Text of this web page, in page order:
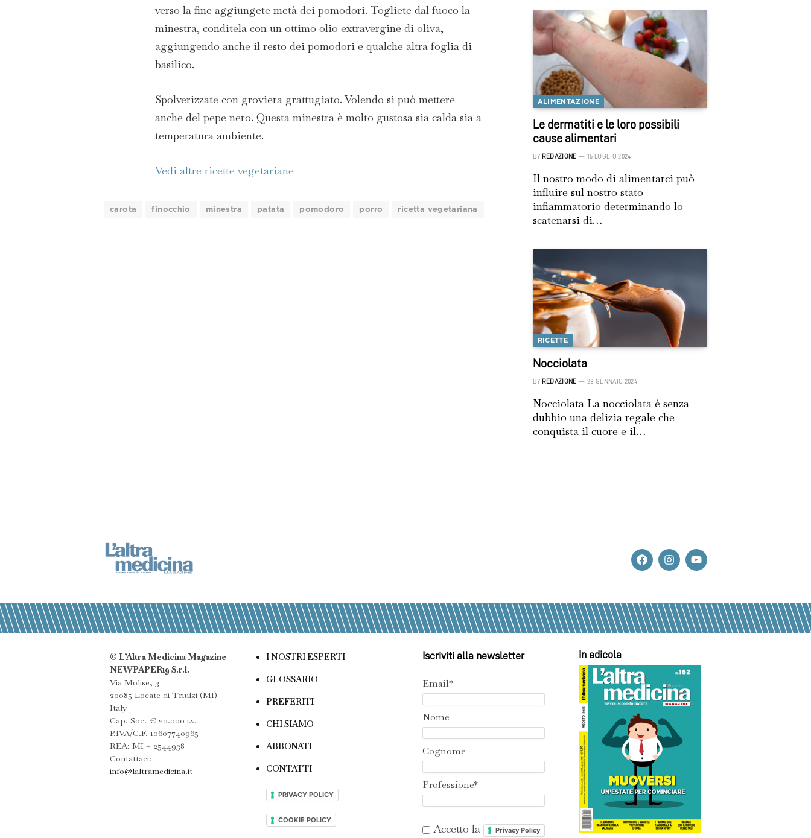
verso la fine aggiungete metà dei pomodori. Togliete dal fuoco la
minestra, conditela con un ottimo olio extravergine di oliva,
aggiungendo anche il resto dei pomodori e qualche altra foglia di
basilico.
Spolverizzate con groviera grattugiato. Volendo si può mettere
anche del pepe nero. Questa minestra è molto gustosa sia calda sia a
temperatura ambiente.
Vedi altre ricette vegetariane
carota finocchio minestra patata pomodoro porro ricetta vegetariana
ALIMENTAZIONE
Le dermatiti e le loro possibili
cause alimentari
BY REDAZIONE 15 LUGLIO 2024
Il nostro modo di alimentarci può
influire sul nostro stato
infiammatorio determinando lo
scatenarsi di…
RICETTE
Nocciolata
BY REDAZIONE 28 GENNAIO 2024
Nocciolata La nocciolata è senza
dubbio una delizia regale che
conquista il cuore e il…
© L’Altra Medicina Magazine
NEWPAPER19 S.r.l.
Via Molise, 3
20085 Locate di Triulzi (MI) –
Italy
Cap. Soc. € 20.000 i.v.
P.IVA/C.F. 10607740965
REA: MI – 2544938
Contattaci:
info@laltramedicina.it
I NOSTRI ESPERTI
GLOSSARIO
PREFERITI
CHI SIAMO
ABBONATI
CONTATTI
PRIVACY POLICY
COOKIE POLICY
Iscriviti alla newsletter
Email*
Nome
Cognome
Professione*
Accetto la Privacy Policy
In edicola